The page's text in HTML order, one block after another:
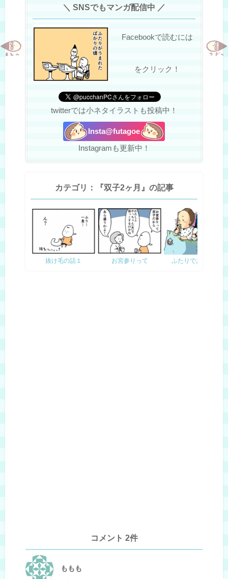
＼ SNSでもマンガ配信中 ／
Facebookで読むには
をクリック！
twitterでは小ネタイラストも投稿中！
Insta@futagoe
Instagramも更新中！
カテゴリ：『双子2ヶ月』の記事
抜け毛の話１ お宮参りって ふたりでおひるね
コメント 2件
ももも